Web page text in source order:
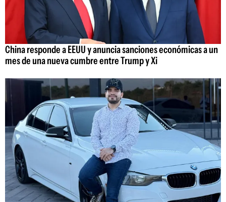
China responde a EEUU y anuncia sanciones económicas a un
mes de una nueva cumbre entre Trump y Xi